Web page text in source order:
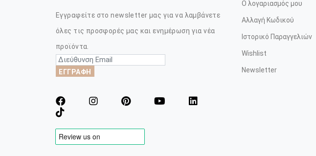
Εγγραφείτε στο newsletter μας για να λαμβάνετε
όλες τις προσφορές μας και ενημέρωση για νέα
προϊόντα.
ΕΓΓΡΑΦΗ
Ο λογαριασμός μου
Αλλαγή Κωδικού
Ιστορικό Παραγγελιών
Wishlist
Newsletter